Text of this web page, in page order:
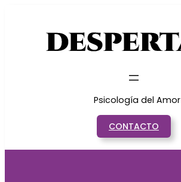
Psicología del Amor
CONTACTO